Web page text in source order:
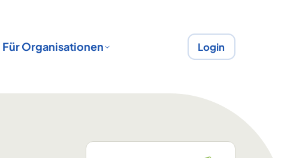
Für Organisationen Login